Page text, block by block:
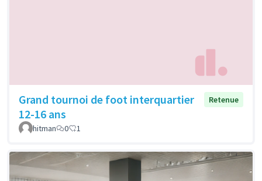
Grand tournoi de foot interquartier
12-16 ans
Retenue
hitman 0 1